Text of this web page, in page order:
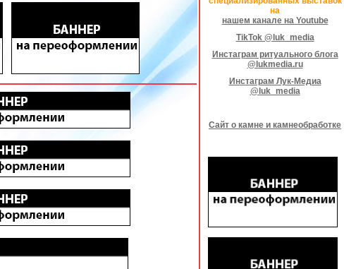
на
нашем канале на Youtube
TikTok @luk_media
Инстаграм ритуального блога
@lukmedia.ru
Инстаграм Лук-Медиа
@luk_media
Сайт о камне и камнеобработке